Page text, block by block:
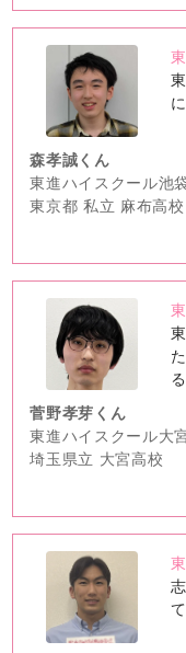
no
image
森孝誠くん
東進ハイスクール池
東京都 私立 麻布高校
no
image
菅野孝芽くん
東進ハイスクール大
埼玉県立 大宮高校
no
image